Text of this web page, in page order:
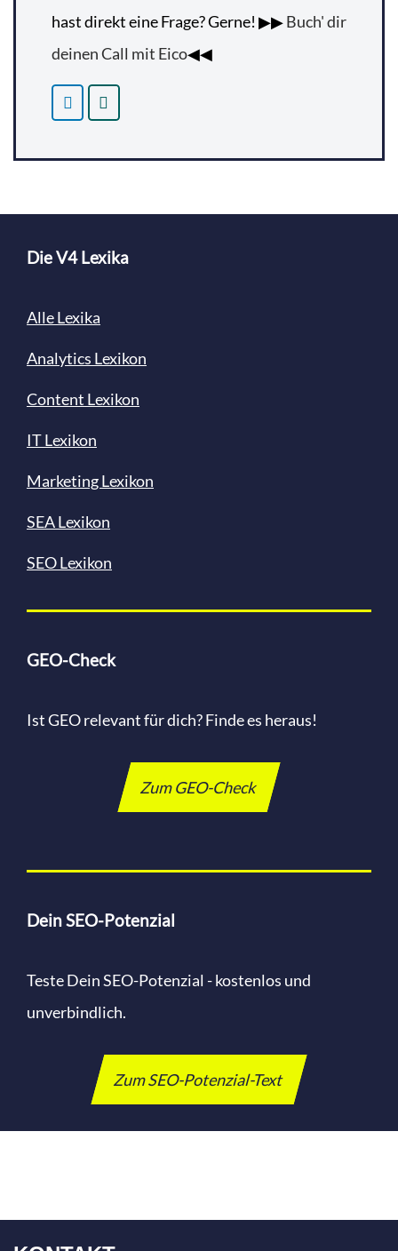
hast direkt eine Frage? Gerne! ▶▶Buch' dir
deinen Call mit Eico◀◀
Die V4 Lexika
Alle Lexika
Analytics Lexikon
Content Lexikon
IT Lexikon
Marketing Lexikon
SEA Lexikon
SEO Lexikon
GEO-Check
Ist GEO relevant für dich? Finde es heraus!
Zum GEO-Check
Dein SEO-Potenzial
Teste Dein SEO-Potenzial - kostenlos und
unverbindlich.
Zum SEO-Potenzial-Text